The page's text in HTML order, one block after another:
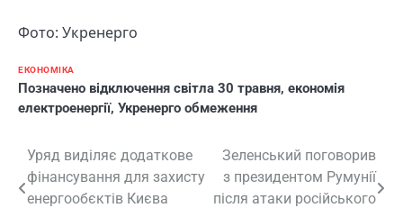
Фото: Укренерго
ЕКОНОМІКА
Позначено відключення світла 30 травня, економія
електроенергії, Укренерго обмеження
Навігація
записів
Уряд виділяє додаткове
фінансування для захисту
енергообєктів Києва
Зеленський поговорив
з президентом Румунії
після атаки російського